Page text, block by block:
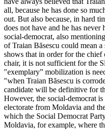
all, because he has done so
out. But also because, in hard
does not have and he has never
social-democrat, also
of Traian Băsescu could mean
shows that in order for the chief
chair, it is not sufficient for the
"exemplary” mobilization is
"when Traian Băsescu is
candidate will be definitive for
However, the social-democrat
electorate from Moldavia and
which the Social Democrat
Moldavia, for example, where